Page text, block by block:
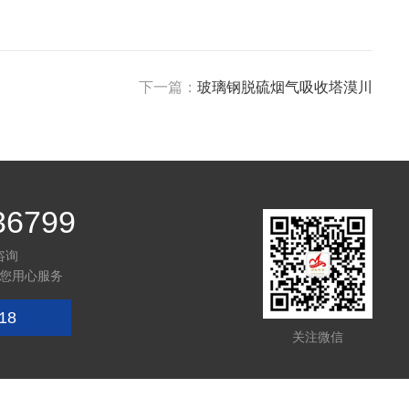
下一篇： 玻璃钢脱硫烟气吸收塔漠川
询
用心服务
关注微信